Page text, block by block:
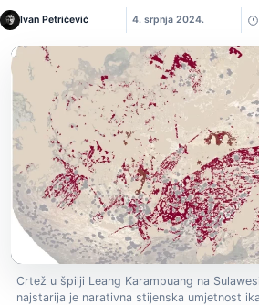
Ivan Petričević 4. srpnja 2024.
Crtež u špilji Leang Karampuang na
najstarija je narativna stijenska umjetnost